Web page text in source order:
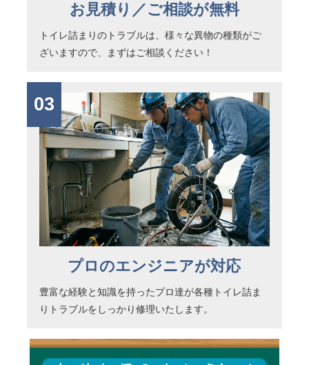
お見積り／ご相談が無料
トイレ詰まりのトラブルは、様々な異物の種類がご
ざいますので、まずはご相談ください！
03
プロのエンジニアが対応
豊富な経験と知識を持ったプロ達が各種トイレ詰ま
りトラブルをしっかり修理いたします。